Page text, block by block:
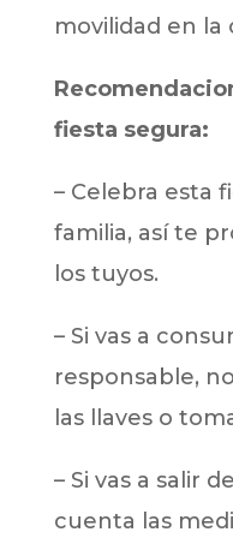
movilidad en la
fiesta segura:
– Celebra esta
familia, así te
los tuyos.
– Si vas a
responsable,
las llaves o
– Si vas a salir
cuenta las